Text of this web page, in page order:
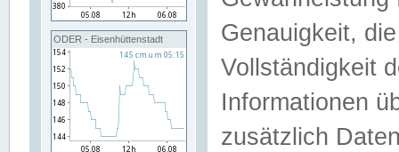
ODER - Eisenhüttenstadt
Genauigkeit,
Vollständigkeit
Informationen
zusätzlich